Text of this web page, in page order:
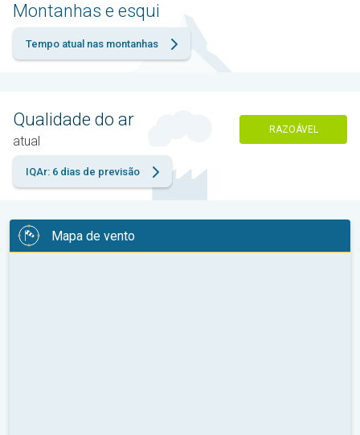
Montanhas e esqui
Tempo atual nas montanhas
Qualidade do ar
atual
RAZOÁVEL
IQAr: 6 dias de previsão
Mapa de vento